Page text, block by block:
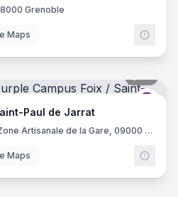
Grenoble
Maps
Paul de Jarrat
Quartier Saint Antoine, 1 Zone Artisanale de la Gare, 09000 Saint-Paul-de-Jarrat
Maps